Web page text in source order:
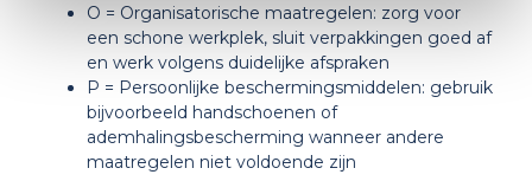
O = Organisatorische maatregelen: zorg voor
een schone werkplek, sluit verpakkingen goed af
en werk volgens duidelijke afspraken
P = Persoonlijke beschermingsmiddelen: gebruik
bijvoorbeeld handschoenen of
ademhalingsbescherming wanneer andere
maatregelen niet voldoende zijn